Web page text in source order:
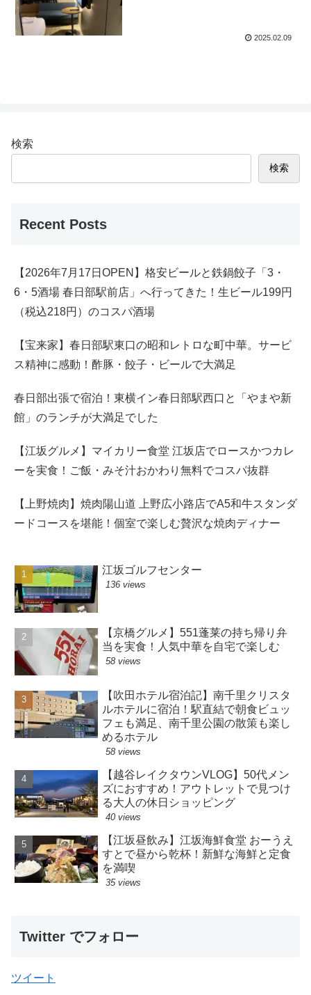
2025.02.09
検索
検索
Recent Posts
【2026年7月17日OPEN】格安ビールと鉄鍋餃子「3・
6・5酒場 春日部駅前店」へ行ってきた！生ビール199円
（税込218円）のコスパ酒場
【宝来家】春日部駅東口の昭和レトロな町中華。サービ
ス精神に感動！酢豚・餃子・ビールで大満足
春日部出張で宿泊！東横イン春日部駅西口と「やまや新
館」のランチが大満足でした
【江坂グルメ】マイカリー食堂 江坂店でロースかつカレ
ーを実食！ご飯・みそ汁おかわり無料でコスパ抜群
【上野焼肉】焼肉陽山道 上野広小路店でA5和牛スタンダ
ードコースを堪能！個室で楽しむ贅沢な焼肉ディナー
江坂ゴルフセンター
136 views
【京橋グルメ】551蓬莱の持ち帰り弁
当を実食！人気中華を自宅で楽しむ
58 views
【吹田ホテル宿泊記】南千里クリスタ
ルホテルに宿泊！駅直結で朝食ビュッ
フェも満足、南千里公園の散策も楽し
めるホテル
58 views
【越谷レイクタウンVLOG】50代メン
ズにおすすめ！アウトレットで見つけ
る大人の休日ショッピング
40 views
【江坂昼飲み】江坂海鮮食堂 おーうえ
すとで昼から乾杯！新鮮な海鮮と定食
を満喫
35 views
Twitter でフォロー
ツイート